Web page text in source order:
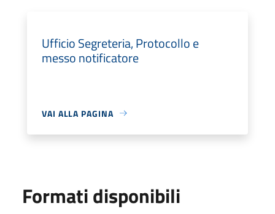
Ufficio Segreteria, Protocollo e
messo notificatore
VAI ALLA PAGINA
Formati disponibili